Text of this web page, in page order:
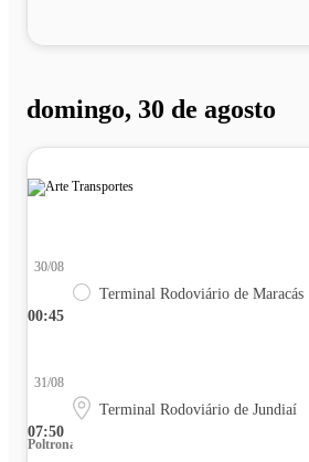
domingo, 30 de agosto
00:45
30/08
Terminal Rodoviário de Maracás
07:50
31/08
Terminal Rodoviário de Jundiaí
Poltrona